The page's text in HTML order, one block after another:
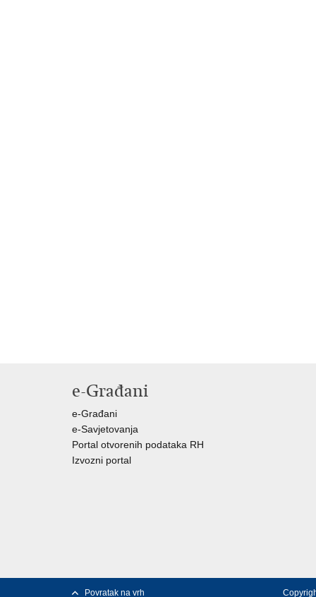
e-Građani
e-Građani
e-Savjetovanja
Portal otvorenih podataka RH
Izvozni portal
Povratak na vrh